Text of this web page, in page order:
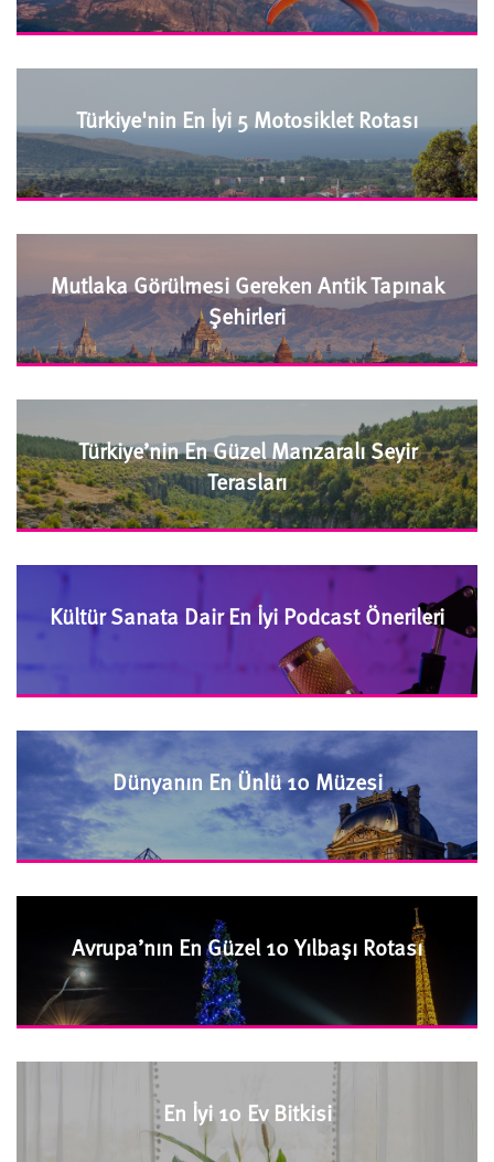
Türkiye'nin En İyi 5 Motosiklet Rotası
Mutlaka Görülmesi Gereken Antik Tapınak
Şehirleri
Türkiye’nin En Güzel Manzaralı Seyir
Terasları
Kültür Sanata Dair En İyi Podcast Önerileri
Dünyanın En Ünlü 10 Müzesi
Avrupa’nın En Güzel 10 Yılbaşı Rotası
En İyi 10 Ev Bitkisi